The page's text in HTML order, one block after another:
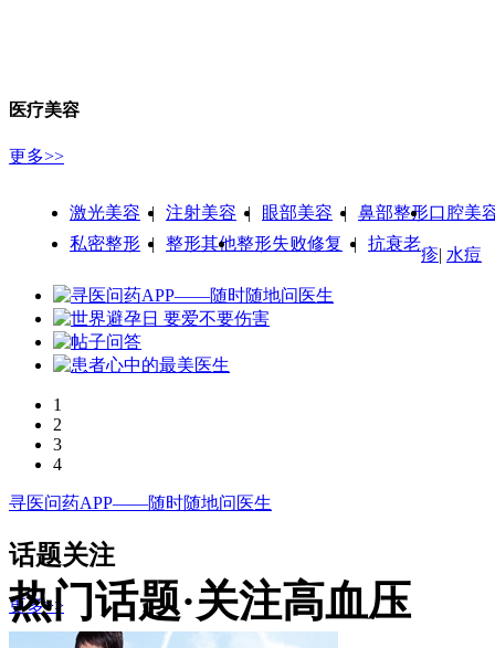
医疗美容
更多>>
激光美容 | 注射美容 | 眼部美容 | 鼻部整形口腔美
私密整形 | 整形其他整形失败修复 | 抗衰老
疹| 水痘
1
2
3
4
寻医问药APP——随时随地问医生
话题关注
更多>>
热门话题·关注高血压